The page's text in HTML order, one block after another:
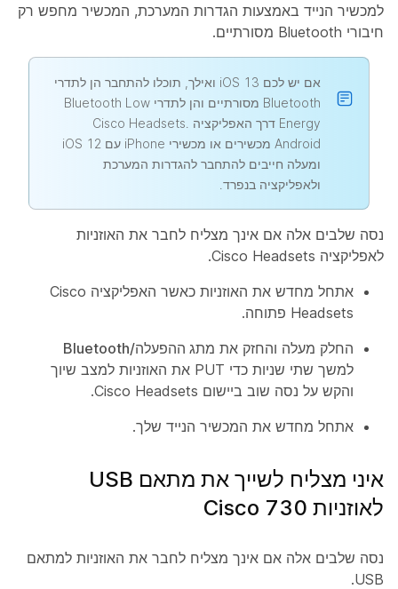
למכשיר הנייד באמצעות הגדרות המערכת, המכשיר מחפש רק
חיבורי Bluetooth מסורתיים.
אם יש לכם iOS 13 ואילך, תוכלו להתחבר הן לתדרי
Bluetooth מסורתיים והן לתדרי Bluetooth Low
Energy דרך האפליקציה Cisco Headsets.
Android מכשירים או מכשירי iPhone עם iOS 12
ומעלה חייבים להתחבר להגדרות המערכת
ולאפליקציה בנפרד.
נסה שלבים אלה אם אינך מצליח לחבר את האוזניות
לאפליקציה Cisco Headsets.
אתחל מחדש את האוזניות כאשר האפליקציה Cisco
Headsets פתוחה.
החלק מעלה והחזק את מתג ההפעלה/Bluetooth
למשך שתי שניות כדי PUT את האוזניות למצב שיוך
והקש על נסה שוב ביישום Cisco Headsets.
אתחל מחדש את המכשיר הנייד שלך.
איני מצליח לשייך את מתאם USB
לאוזניות Cisco 730
נסה שלבים אלה אם אינך מצליח לחבר את האוזניות למתאם
USB.